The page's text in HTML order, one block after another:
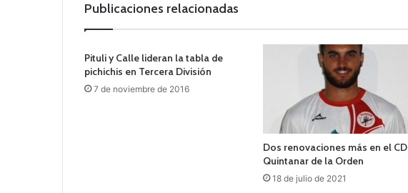
Publicaciones relacionadas
Pituli y Calle lideran la tabla de
pichichis en Tercera División
7 de noviembre de 2016
Dos renovaciones más en el CD
Quintanar de la Orden
18 de julio de 2021